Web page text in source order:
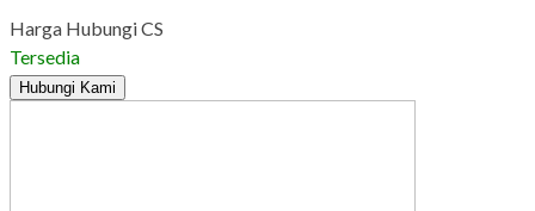
Harga Hubungi CS
Tersedia
Hubungi Kami